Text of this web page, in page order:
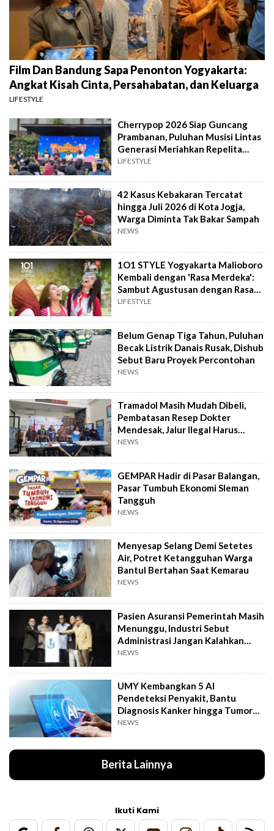
Film Dan Bandung Sapa Penonton Yogyakarta:
Angkat Kisah Cinta, Persahabatan, dan Keluarga
LIFESTYLE
Cherrypop 2026 Siap Guncang
Prambanan, Puluhan Musisi Lintas
Generasi Meriahkan Repelita
Musik
LIFESTYLE
42 Kasus Kebakaran Tercatat
hingga Juli 2026 di Kota Jogja,
Warga Diminta Tak Bakar Sampah
NEWS
1O1 STYLE Yogyakarta Malioboro
Kembali dengan 'Rasa Merdeka':
Sambut Agustusan dengan Rasa
dan Tawa
LIFESTYLE
Belum Genap Tiga Tahun, Puluhan
Becak Listrik Danais Rusak, Dishub
Sebut Baru Proyek Percontohan
NEWS
Tramadol Masih Mudah Dibeli,
Pembatasan Resep Dokter
Mendesak, Jalur Ilegal Harus
Distop
NEWS
GEMPAR Hadir di Pasar Balangan,
Pasar Tumbuh Ekonomi Sleman
Tangguh
NEWS
Menyesap Selang Demi Setetes
Air, Potret Ketangguhan Warga
Bantul Bertahan Saat Kemarau
NEWS
Pasien Asuransi Pemerintah Masih
Menunggu, Industri Sebut
Administrasi Jangan Kalahkan
Kemanusiaan
NEWS
UMY Kembangkan 5 AI
Pendeteksi Penyakit, Bantu
Diagnosis Kanker hingga Tumor
Otak Lebih Cepat
NEWS
Berita Lainnya
Ikuti Kami